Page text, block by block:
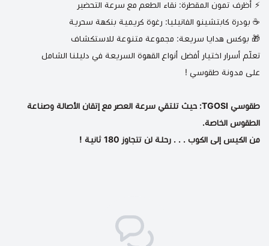
⚡ أظرف تمون المقطرة: نقاء الطعم مع سرعة التحضير
☕ بودرة كابتشينو الفانيليا: رغوة كريمية بنكهة سحرية
🎁 بوكس هدايا سريعة: مجموعة متنوعة للاستكشاف
تعلّم أسرار اختيار أفضل أنواع القهوة السريعة في دليلنا الشامل
على مدونة طقوسي !
طقوسي TGOSI: حيث تلتقي سرعة العصر مع إتقان الأصالة وصناعة
الطقوس الخاصة.
من الكيس إلى الكوب . . . رحلة لن تتجاوز 180 ثانية !